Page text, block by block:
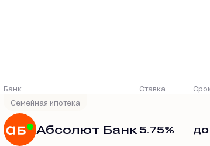
Банк Ставка
Семейная ипотека
Абсолют Банк 5.75%